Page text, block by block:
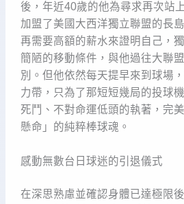
後，年近40歲的他為尋求再次站
加盟了美國大西洋獨立聯盟的長
再需要高額的薪水來證明自己，
簡陋的移動條件，與他過往大聯
別。但他依然每天提早來到球場
力帶，只為了那短短幾局的投球
死鬥、不對命運低頭的執著，完
懸命」的純粹棒球魂。
感動無數台日球迷的引退儀式
在深思熟慮並確認身體已達極限